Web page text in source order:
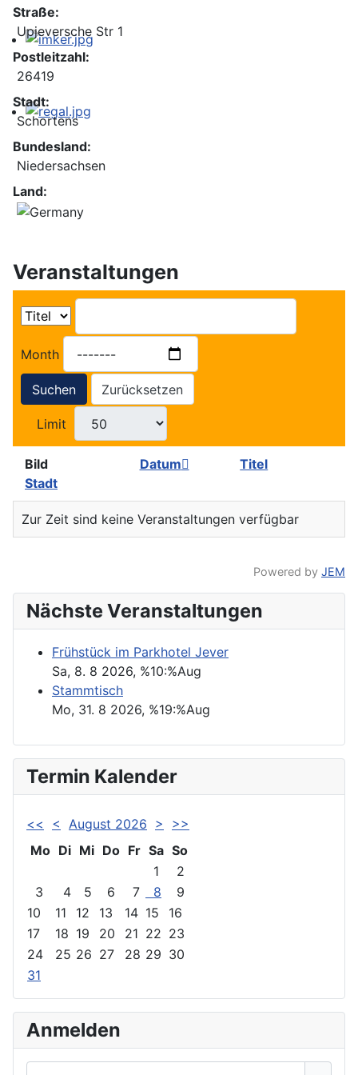
Nächste Veranstaltungen
Frühstück im Parkhotel Jever
Sa, 8. 8 2026, %10:%Aug
Stammtisch
Mo, 31. 8 2026, %19:%Aug
Termin Kalender
<< < August 2026 >
>>
Mo Di Mi Do Fr Sa So
1
2
3
4 5 6 7 8
9
10
11 12 13 14 15
16
17
18 19 20 21 22 23
24
25 26 27 28 29 30
31
Anmelden
Straße:
Upjeversche Str 1
Postleitzahl:
26419
Stadt:
Schortens
Bundesland:
Niedersachsen
Land:
Veranstaltungen
Month
Suchen Zurücksetzen
Limit
Bild Datum
Titel
Stadt
Zur Zeit sind keine Veranstaltungen verfügbar
Powered by JEM